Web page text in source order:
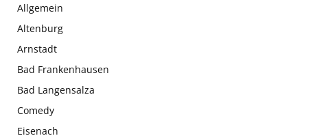
Allgemein
Altenburg
Arnstadt
Bad Frankenhausen
Bad Langensalza
Comedy
Eisenach